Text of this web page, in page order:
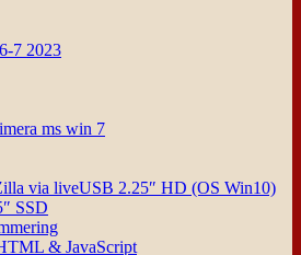
7 2023
ms win 7
via liveUSB 2.25″ HD (OS Win10)
SSD
& JavaScript